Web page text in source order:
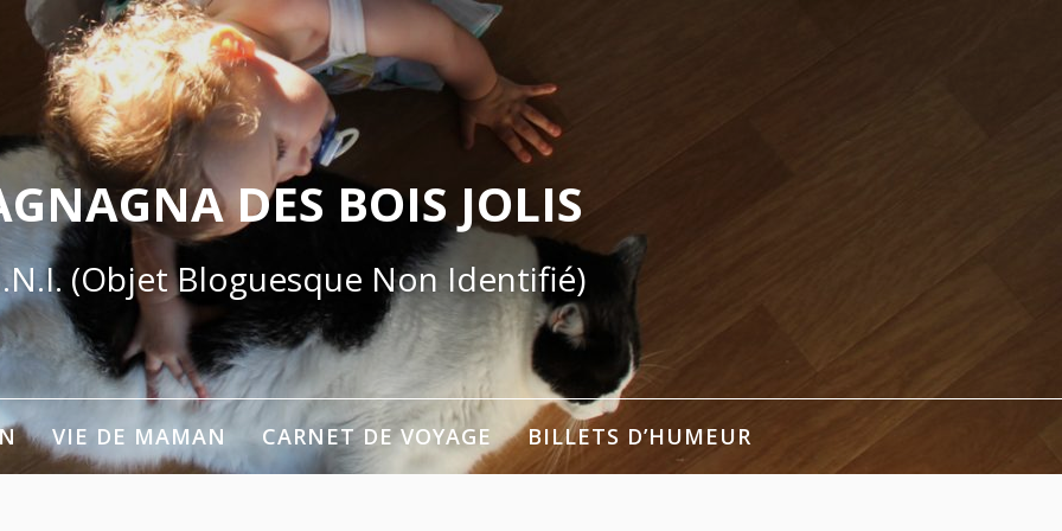
DES BOIS JOLIS
(Objet Bloguesque Non Identifié)
VIE DE MAMAN CARNET DE VOYAGE BILLETS D’HUMEUR